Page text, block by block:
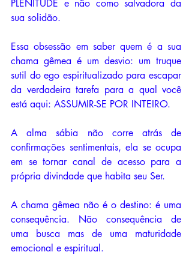
PLENITUDE e não como salvadora da
sua solidão.
Essa obsessão em saber quem é a sua
chama gêmea é um desvio: um truque
sutil do ego espiritualizado para escapar
da verdadeira tarefa para a qual você
está aqui: ASSUMIR-SE POR INTEIRO.
A alma sábia não corre atrás de
confirmações sentimentais, ela se ocupa
em se tornar canal de acesso para a
própria divindade que habita seu Ser.
A chama gêmea não é o destino: é uma
consequência. Não consequência de
uma busca mas de uma maturidade
emocional e espiritual.